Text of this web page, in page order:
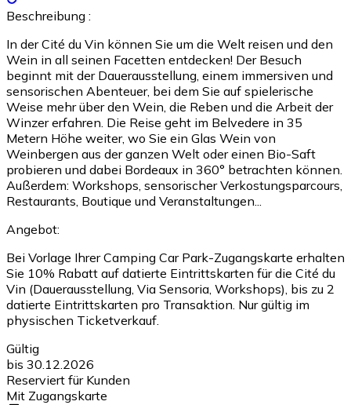
Beschreibung :
In der Cité du Vin können Sie um die Welt reisen und den
Wein in all seinen Facetten entdecken! Der Besuch
beginnt mit der Dauerausstellung, einem immersiven und
sensorischen Abenteuer, bei dem Sie auf spielerische
Weise mehr über den Wein, die Reben und die Arbeit der
Winzer erfahren. Die Reise geht im Belvedere in 35
Metern Höhe weiter, wo Sie ein Glas Wein von
Weinbergen aus der ganzen Welt oder einen Bio-Saft
probieren und dabei Bordeaux in 360° betrachten können.
Außerdem: Workshops, sensorischer Verkostungsparcours,
Restaurants, Boutique und Veranstaltungen...
Angebot:
Bei Vorlage Ihrer Camping Car Park-Zugangskarte erhalten
Sie 10% Rabatt auf datierte Eintrittskarten für die Cité du
Vin (Dauerausstellung, Via Sensoria, Workshops), bis zu 2
datierte Eintrittskarten pro Transaktion. Nur gültig im
physischen Ticketverkauf.
Gültig
bis 30.12.2026
Reserviert für Kunden
Mit Zugangskarte